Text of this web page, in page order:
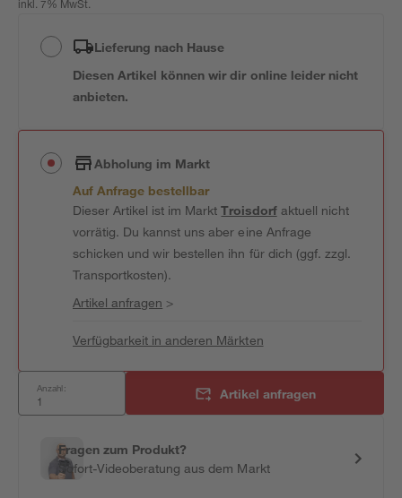
inkl. 7% MwSt.
Lieferung nach Hause
Diesen Artikel können wir dir online leider nicht
anbieten.
Abholung im Markt
Auf Anfrage bestellbar
Dieser Artikel ist im MarktTroisdorfaktuell nicht
vorrätig. Du kannst uns aber eine Anfrage
schicken und wir bestellen ihn für dich (ggf. zzgl.
Transportkosten).
Artikel anfragen >
Verfügbarkeit in anderen Märkten
Anzahl: Artikel anfragen
Fragen zum Produkt?
Sofort-Videoberatung aus dem Markt